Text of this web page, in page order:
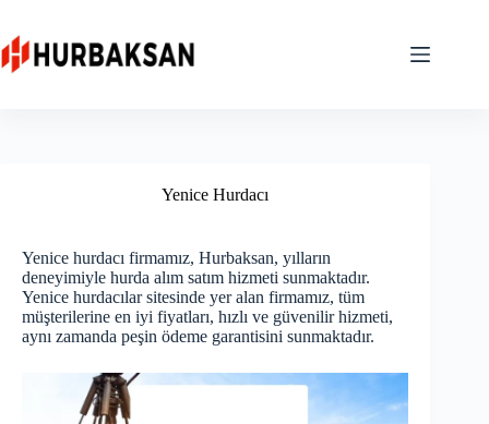
content
Yenice Hurdacı
Yenice hurdacı firmamız, Hurbaksan, yılların
deneyimiyle hurda alım satım hizmeti sunmaktadır.
Yenice hurdacılar sitesinde yer alan firmamız, tüm
müşterilerine en iyi fiyatları, hızlı ve güvenilir hizmeti,
aynı zamanda peşin ödeme garantisini sunmaktadır.